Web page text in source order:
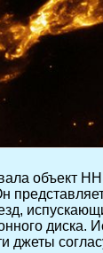
объект
диска.
джеты